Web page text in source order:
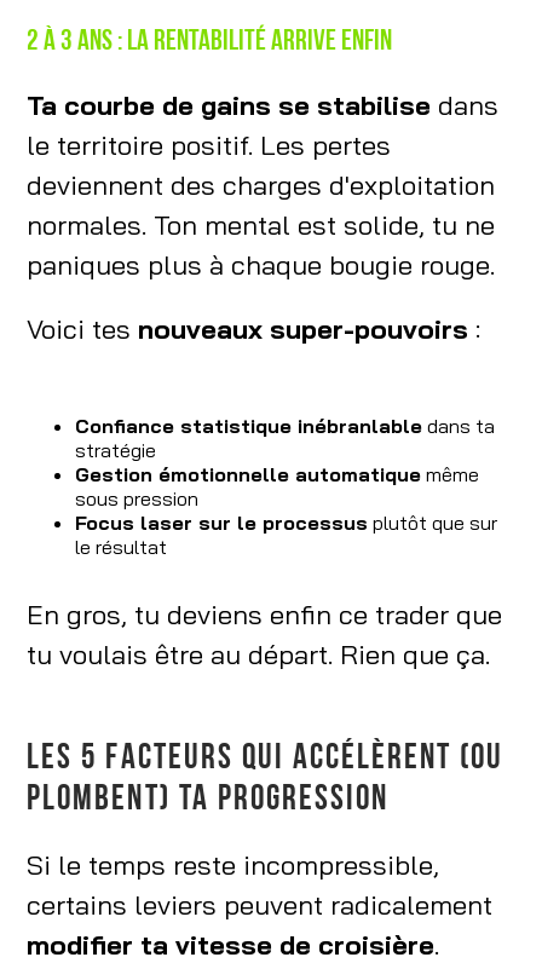
2 à 3 ans : la rentabilité arrive enfin
Ta courbe de gains se stabilise dans
le territoire positif. Les pertes
deviennent des charges d'exploitation
normales. Ton mental est solide, tu ne
paniques plus à chaque bougie rouge.
Voici tes nouveaux super-pouvoirs :
Confiance statistique inébranlable dans ta
stratégie
Gestion émotionnelle automatique même
sous pression
Focus laser sur le processus plutôt que sur
le résultat
En gros, tu deviens enfin ce trader que
tu voulais être au départ. Rien que ça.
LES 5 FACTEURS QUI ACCÉLÈRENT (OU
PLOMBENT) TA PROGRESSION
Si le temps reste incompressible,
certains leviers peuvent radicalement
modifier ta vitesse de croisière.